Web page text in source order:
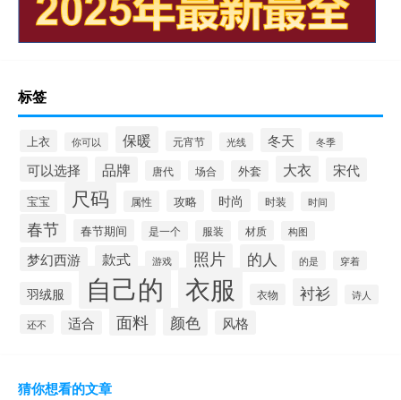
标签
上衣 你可以 保暖 元宵节 光线 冬天 冬季
可以选择 品牌 唐代 场合 外套 大衣 宋代
宝宝 尺码 属性 攻略 时尚 时装 时间
春节 春节期间 是一个 服装 材质 构图
梦幻西游 款式 游戏 照片 的人 的是 穿着
羽绒服 自己的 衣服 衣物 衬衫 诗人
还不 适合 面料 颜色 风格
猜你想看的文章